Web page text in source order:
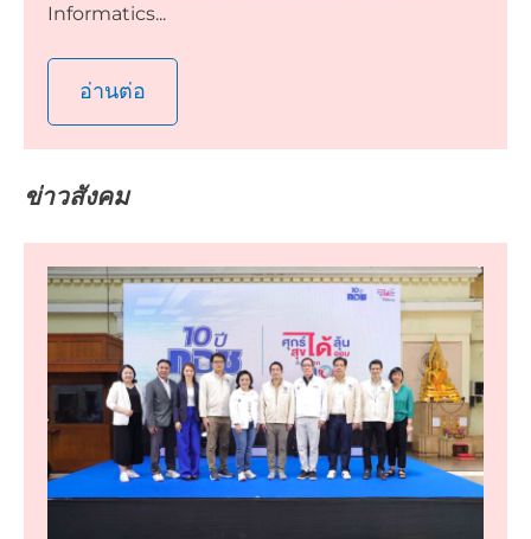
Informatics...
อ่านต่อ
ข่าวสังคม